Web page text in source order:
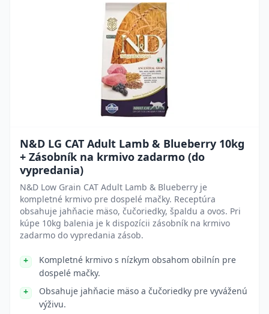
N&D LG CAT Adult Lamb & Blueberry 10kg
+ Zásobník na krmivo zadarmo (do
vypredania)
N&D Low Grain CAT Adult Lamb & Blueberry je
kompletné krmivo pre dospelé mačky. Receptúra
obsahuje jahňacie mäso, čučoriedky, špaldu a ovos. Pri
kúpe 10kg balenia je k dispozícii zásobník na krmivo
zadarmo do vypredania zásob.
Kompletné krmivo s nízkym obsahom obilnín pre
dospelé mačky.
Obsahuje jahňacie mäso a čučoriedky pre vyváženú
výživu.